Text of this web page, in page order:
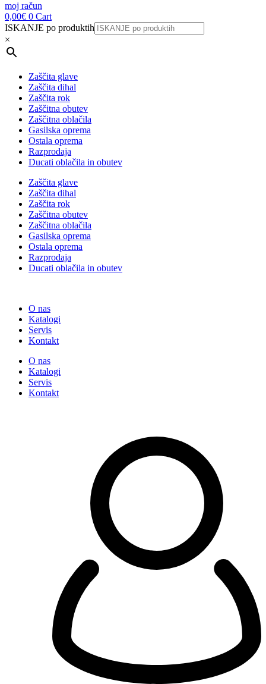
moj račun
0,00€ 0 Cart
ISKANJE po produktih
×
Zaščita glave
Zaščita dihal
Zaščita rok
Zaščitna obutev
Zaščitna oblačila
Gasilska oprema
Ostala oprema
Razprodaja
Ducati oblačila in obutev
Zaščita glave
Zaščita dihal
Zaščita rok
Zaščitna obutev
Zaščitna oblačila
Gasilska oprema
Ostala oprema
Razprodaja
Ducati oblačila in obutev
O nas
Katalogi
Servis
Kontakt
O nas
Katalogi
Servis
Kontakt